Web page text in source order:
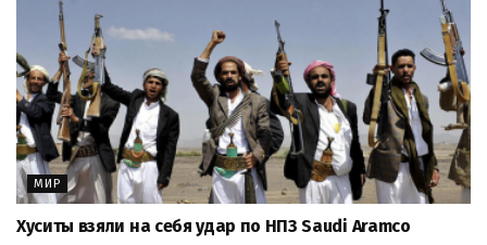
МИР
Хуситы взяли на себя удар по НПЗ Saudi Aramco